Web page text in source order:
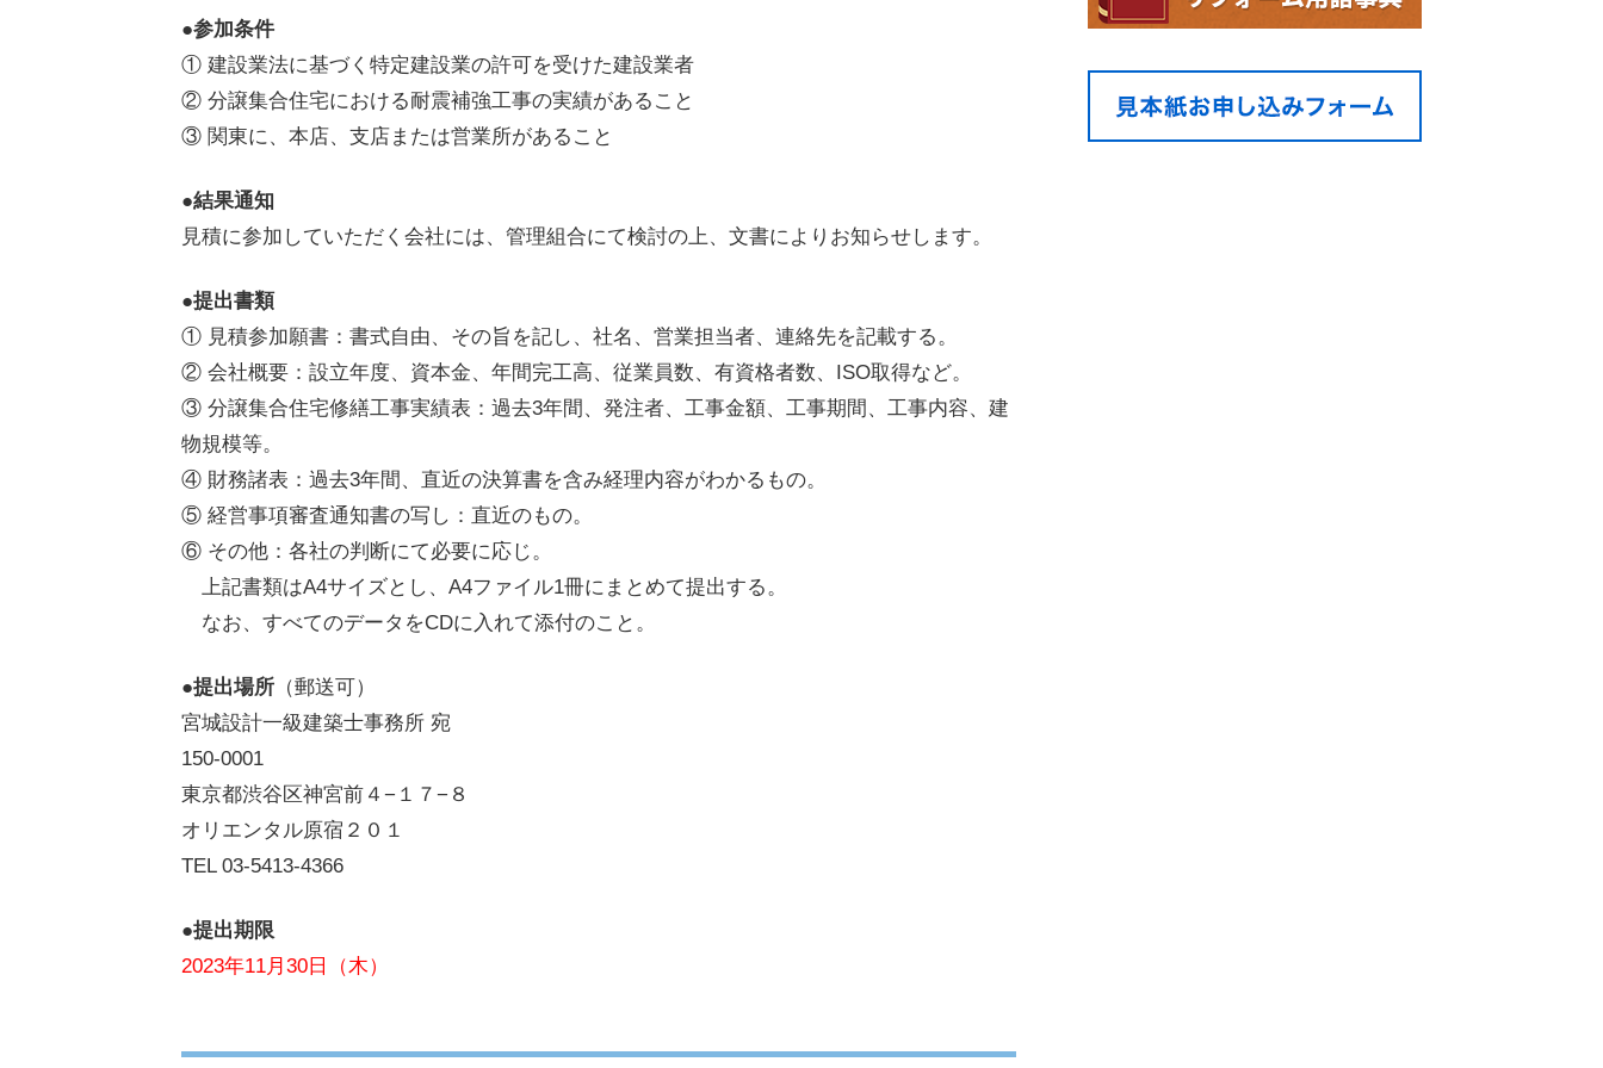
●参加条件
① 建設業法に基づく特定建設業の許可を受けた建設業者
② 分譲集合住宅における耐震補強工事の実績があること
③ 関東に、本店、支店または営業所があること
●結果通知
見積に参加していただく会社には、管理組合にて検討の上、文書によりお知らせします。
●提出書類
① 見積参加願書：書式自由、その旨を記し、社名、営業担当者、連絡先を記載する。
② 会社概要：設立年度、資本金、年間完工高、従業員数、有資格者数、ISO取得など。
③ 分譲集合住宅修繕工事実績表：過去3年間、発注者、工事金額、工事期間、工事内容、建
物規模等。
④ 財務諸表：過去3年間、直近の決算書を含み経理内容がわかるもの。
⑤ 経営事項審査通知書の写し：直近のもの。
⑥ その他：各社の判断にて必要に応じ。
上記書類はA4サイズとし、A4ファイル1冊にまとめて提出する。
なお、すべてのデータをCDに入れて添付のこと。
●提出場所 （郵送可）
宮城設計一級建築士事務所 宛
150-0001
東京都渋谷区神宮前４−１７−８
オリエンタル原宿２０１
TEL 03-5413-4366
●提出期限
2023年11月30日（木）